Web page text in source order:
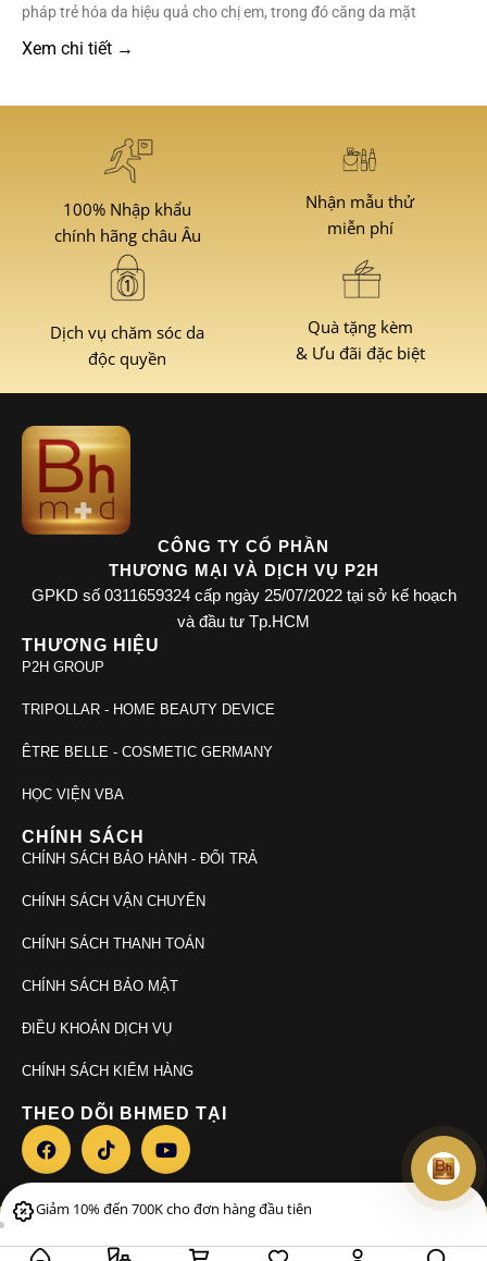
pháp trẻ hóa da hiệu quả cho chị em, trong đó căng da mặt
Xem chi tiết →
100% Nhập khẩu
chính hãng châu Âu
Nhận mẫu thử
miễn phí
Dịch vụ chăm sóc da
độc quyền
Quà tặng kèm
& Ưu đãi đặc biệt
CÔNG TY CỔ PHẦN
THƯƠNG MẠI VÀ DỊCH VỤ P2H
GPKD số 0311659324 cấp ngày 25/07/2022 tại sở kế hoạch
và đầu tư Tp.HCM
THƯƠNG HIỆU
P2H GROUP
TRIPOLLAR - HOME BEAUTY DEVICE
ÊTRE BELLE - COSMETIC GERMANY
HỌC VIỆN VBA
CHÍNH SÁCH
CHÍNH SÁCH BẢO HÀNH - ĐỔI TRẢ
CHÍNH SÁCH VẬN CHUYỂN
CHÍNH SÁCH THANH TOÁN
CHÍNH SÁCH BẢO MẬT
ĐIỀU KHOẢN DỊCH VỤ
CHÍNH SÁCH KIỂM HÀNG
THEO DÕI BHMED TẠI
© 2026. Bhmed
Giảm 10% đến 700K cho đơn hàng đầu tiên